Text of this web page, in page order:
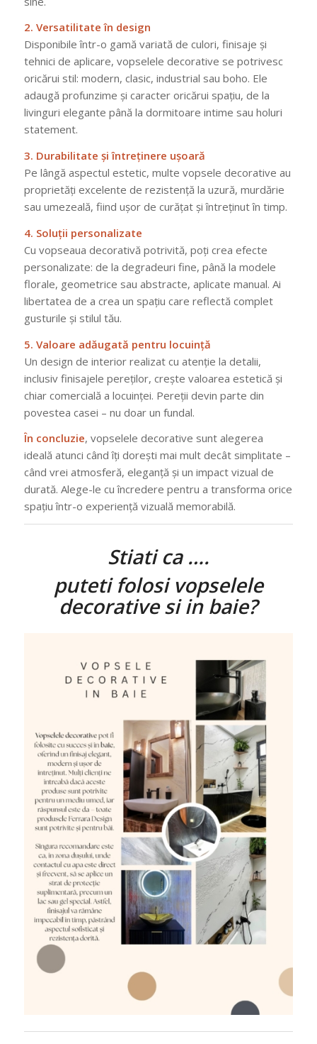
2. Versatilitate în design
Disponibile într-o gamă variată de culori, finisaje și
tehnici de aplicare, vopselele decorative se potrivesc
oricărui stil: modern, clasic, industrial sau boho. Ele
adaugă profunzime și caracter oricărui spațiu, de la
livinguri elegante până la dormitoare intime sau holuri
statement.
3. Durabilitate și întreținere ușoară
Pe lângă aspectul estetic, multe vopsele decorative au
proprietăți excelente de rezistență la uzură, murdărie
sau umezeală, fiind ușor de curățat și întreținut în timp.
4. Soluții personalizate
Cu vopseaua decorativă potrivită, poți crea efecte
personalizate: de la degradeuri fine, până la modele
florale, geometrice sau abstracte, aplicate manual. Ai
libertatea de a crea un spațiu care reflectă complet
gusturile și stilul tău.
5. Valoare adăugată pentru locuință
Un design de interior realizat cu atenție la detalii,
inclusiv finisajele pereților, crește valoarea estetică și
chiar comercială a locuinței. Pereții devin parte din
povestea casei – nu doar un fundal.
În concluzie, vopselele decorative sunt alegerea
ideală atunci când îți dorești mai mult decât simplitate –
când vrei atmosferă, eleganță și un impact vizual de
durată. Alege-le cu încredere pentru a transforma orice
spațiu într-o experiență vizuală memorabilă.
Stiati ca ….
puteti folosi vopselele
decorative si in baie?